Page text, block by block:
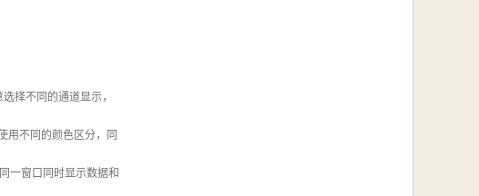
择不同的通道显示，
用不同的颜色区分，同
一窗口同时显示数据和